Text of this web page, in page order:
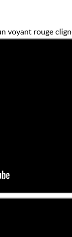
voyant rouge